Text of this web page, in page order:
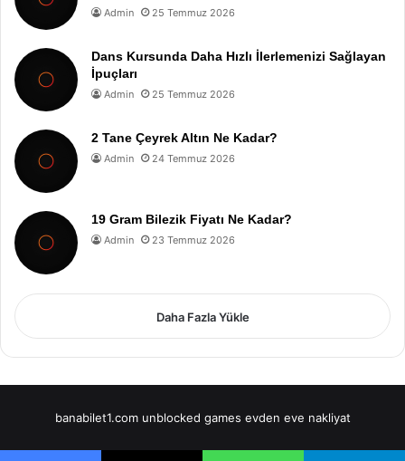
Admin 25 Temmuz 2026
Dans Kursunda Daha Hızlı İlerlemenizi Sağlayan
İpuçları
Admin 25 Temmuz 2026
2 Tane Çeyrek Altın Ne Kadar?
Admin 24 Temmuz 2026
19 Gram Bilezik Fiyatı Ne Kadar?
Admin 23 Temmuz 2026
Daha Fazla Yükle
banabilet1.com unblocked games evden eve nakliyat